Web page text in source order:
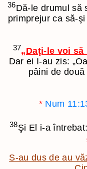
36Dă-le drumul să
primprejur ca să-
37„Daţi-le voi să
Dar ei I-au zis:
pâini de
* Num
38Şi El i-a întrebat:
S-au dus de au